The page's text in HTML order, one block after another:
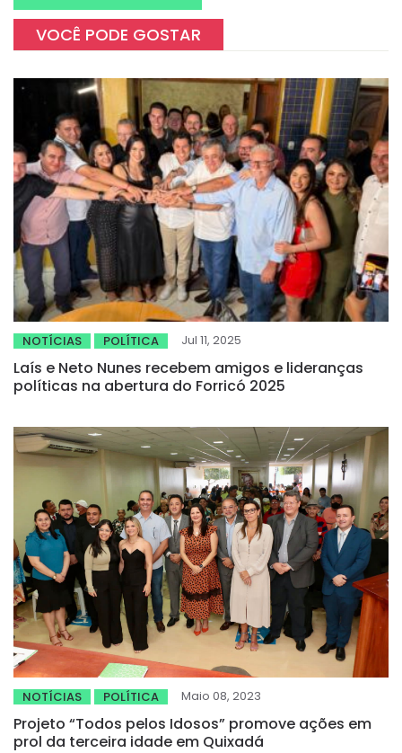
VOCÊ PODE GOSTAR
NOTÍCIAS POLÍTICA Jul 11, 2025
Laís e Neto Nunes recebem amigos e lideranças
políticas na abertura do Forricó 2025
NOTÍCIAS POLÍTICA Maio 08, 2023
Projeto “Todos pelos Idosos” promove ações em
prol da terceira idade em Quixadá